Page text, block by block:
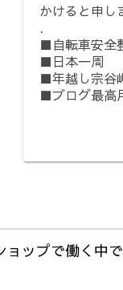
かけると申し
.
■自転車安全
■日本一周
■年越し宗谷
■ブログ最高
ョップで働く中